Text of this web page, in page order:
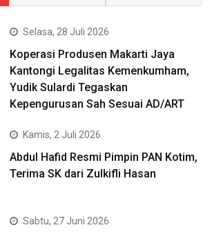
Selasa, 28 Juli 2026
Koperasi Produsen Makarti Jaya
Kantongi Legalitas Kemenkumham,
Yudik Sulardi Tegaskan
Kepengurusan Sah Sesuai AD/ART
Kamis, 2 Juli 2026
Abdul Hafid Resmi Pimpin PAN Kotim,
Terima SK dari Zulkifli Hasan
Sabtu, 27 Juni 2026